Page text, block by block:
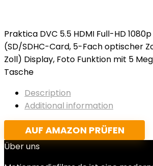
Praktica DVC 5.5 HDMI Full-HD
(SD/SDHC-Card, 5-Fach optischer
Zoll) Display, Foto Funktion mit 5
Tasche
Description
Additional information
AUF AMAZON PRÜFEN
Über uns